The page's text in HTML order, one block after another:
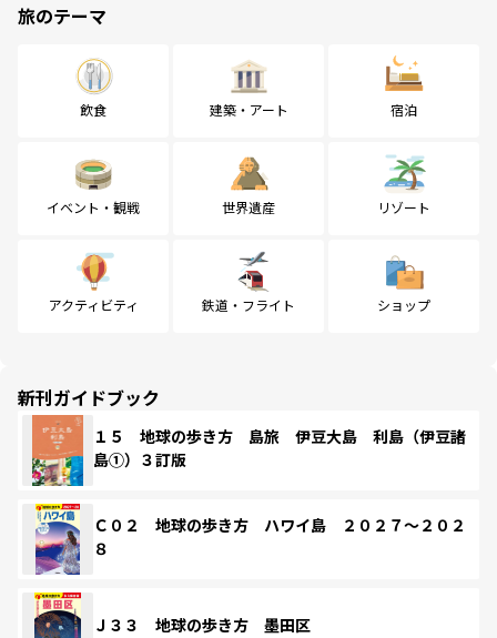
旅のテーマ
飲食 建築・アート 宿泊
イベント・観戦 世界遺産 リゾート
アクティビティ 鉄道・フライト ショップ
新刊ガイドブック
１５ 地球の歩き方 島旅 伊豆大島 利島（伊豆諸
島①）３訂版
Ｃ０２ 地球の歩き方 ハワイ島 ２０２７～２０２
８
Ｊ３３ 地球の歩き方 墨田区